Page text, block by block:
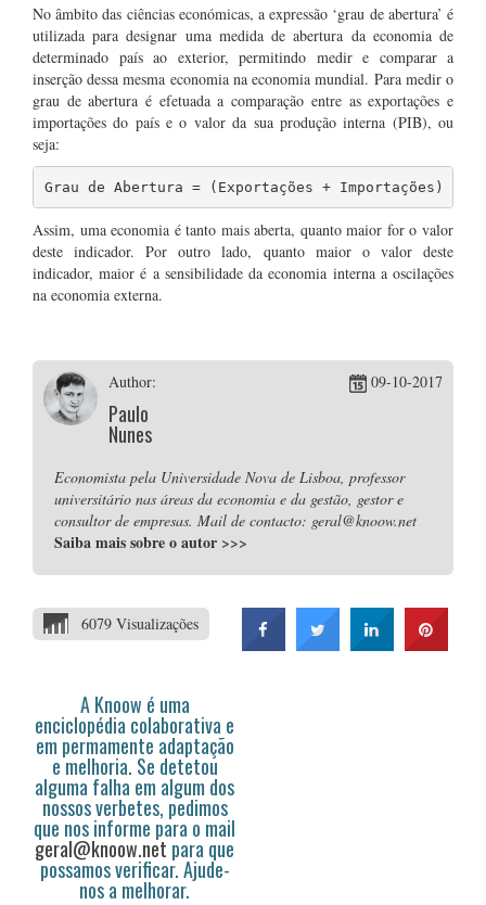
No âmbito das ciências económicas, a expressão ‘grau de abertura’ é
utilizada para designar uma medida de abertura da economia de
determinado país ao exterior, permitindo medir e comparar a
inserção dessa mesma economia na economia mundial. Para medir o
grau de abertura é efetuada a comparação entre as exportações e
importações do país e o valor da sua produção interna (PIB), ou
seja:
Grau de Abertura = (Exportações + Importações) /
Assim, uma economia é tanto mais aberta, quanto maior for o valor
deste indicador. Por outro lado, quanto maior o valor deste
indicador, maior é a sensibilidade da economia interna a oscilações
na economia externa.
Author:
Paulo
Nunes
09-10-2017
Economista pela Universidade Nova de Lisboa, professor
universitário nas áreas da economia e da gestão, gestor e
consultor de empresas. Mail de contacto: geral@knoow.net
Saiba mais sobre o autor >>>
6079 Visualizações
A Knoow é uma
enciclopédia colaborativa e
em permamente adaptação
e melhoria. Se detetou
alguma falha em algum dos
nossos verbetes, pedimos
que nos informe para o mail
geral@knoow.net para que
possamos verificar. Ajude-
nos a melhorar.